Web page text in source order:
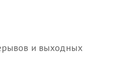
и выходных